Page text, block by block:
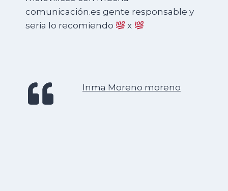
encontré con Catalin de Mundicasa y el
me ofreció el presupuesto más bajo de
lo que yo le había pedido. Y muy
amable y correcto en todo momento.
Si alguna vez necesitera de nuevo algo